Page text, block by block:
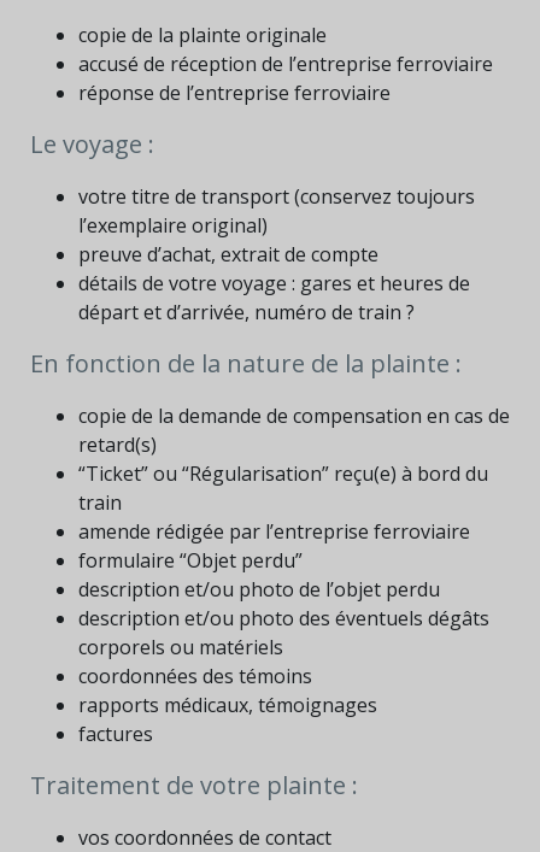
copie de la plainte originale
accusé de réception de l’entreprise ferroviaire
réponse de l’entreprise ferroviaire
Le voyage :
votre titre de transport (conservez toujours
l’exemplaire original)
preuve d’achat, extrait de compte
détails de votre voyage : gares et heures de
départ et d’arrivée, numéro de train ?
En fonction de la nature de la plainte :
copie de la demande de compensation en cas de
retard(s)
“Ticket” ou “Régularisation” reçu(e) à bord du
train
amende rédigée par l’entreprise ferroviaire
formulaire “Objet perdu”
description et/ou photo de l’objet perdu
description et/ou photo des éventuels dégâts
corporels ou matériels
coordonnées des témoins
rapports médicaux, témoignages
factures
Traitement de votre plainte :
vos coordonnées de contact